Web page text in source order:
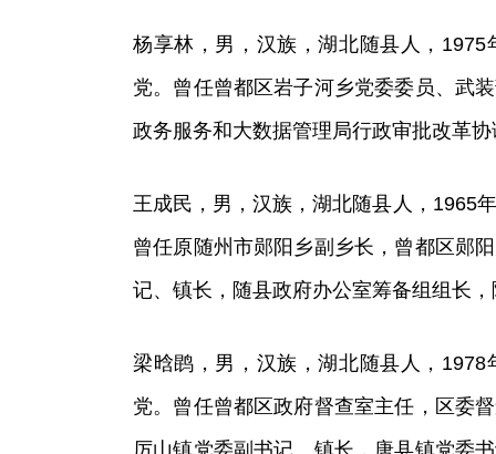
杨享林，男，汉族，湖北随县人，
党。曾任曾都区岩子河乡党委委员、武
政务服务和大数据管理局行政审批改革
王成民，男，汉族，湖北随县人，1965
曾任原随州市郧阳乡副乡长，曾都区郧
记、镇长，随县政府办公室筹备组组长
梁晗鹍，男，汉族，湖北随县人，
党。曾任曾都区政府督查室主任，区委
厉山镇党委副书记、镇长，唐县镇党委